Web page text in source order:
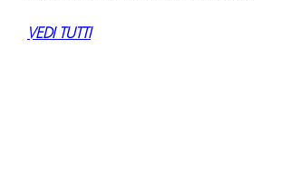
VEDI TUTTI